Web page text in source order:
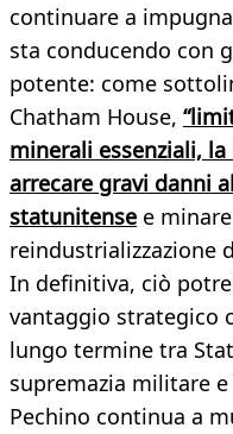
continuare a
sta conducendo con
potente: come
Chatham House,
minerali essenziali,
arrecare gravi danni
statunitense e
reindustrializzazione
In definitiva, ciò
vantaggio strategico
lungo termine tra
supremazia militare e
Pechino continua a